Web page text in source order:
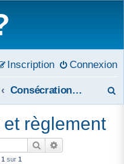
Connexion
Inscription
Consécration, but et règlement
règlement
Rechercher
1 sur 1